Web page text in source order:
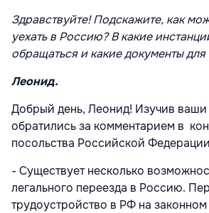
Здравствуйте! Подскажите, как
уехать в Россию? В какие
обращаться и какие документы
Леонид.
Добрый день, Леонид! Изучив
обратились за комментарием в
посольства Российской
- Существует несколько
легального переезда в Россию.
трудоустройство в РФ на